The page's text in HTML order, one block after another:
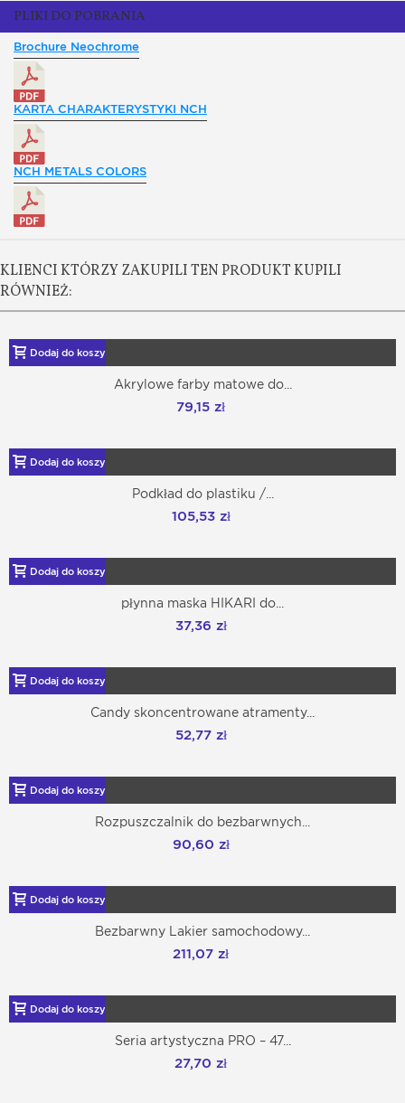
PLIKI DO POBRANIA
Brochure Neochrome
KARTA CHARAKTERYSTYKI NCH
NCH METALS COLORS
KLIENCI KTÓRZY ZAKUPILI TEN PRODUKT KUPILI
RÓWNIEŻ:
Dodaj do koszyka
Akrylowe farby matowe do...
79,15 zł
Dodaj do koszyka
Podkład do plastiku /...
105,53 zł
Dodaj do koszyka
płynna maska HIKARI do...
37,36 zł
Dodaj do koszyka
Candy skoncentrowane atramenty...
52,77 zł
Dodaj do koszyka
Rozpuszczalnik do bezbarwnych...
90,60 zł
Dodaj do koszyka
Bezbarwny Lakier samochodowy...
211,07 zł
Dodaj do koszyka
Seria artystyczna PRO – 47...
27,70 zł